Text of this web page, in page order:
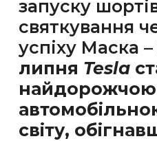
запуску
святкування
успіху Маска –
липня Tesla
найдорожчою
світу,